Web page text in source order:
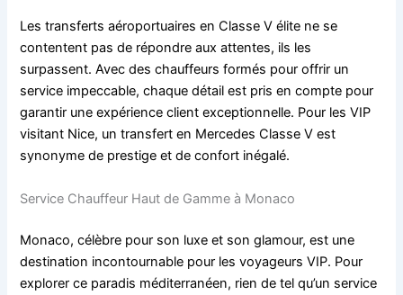
Les transferts aéroportuaires en Classe V élite ne se
contentent pas de répondre aux attentes, ils les
surpassent. Avec des chauffeurs formés pour offrir un
service impeccable, chaque détail est pris en compte pour
garantir une expérience client exceptionnelle. Pour les VIP
visitant Nice, un transfert en Mercedes Classe V est
synonyme de prestige et de confort inégalé.
Service Chauffeur Haut de Gamme à Monaco
Monaco, célèbre pour son luxe et son glamour, est une
destination incontournable pour les voyageurs VIP. Pour
explorer ce paradis méditerranéen, rien de tel qu’un service